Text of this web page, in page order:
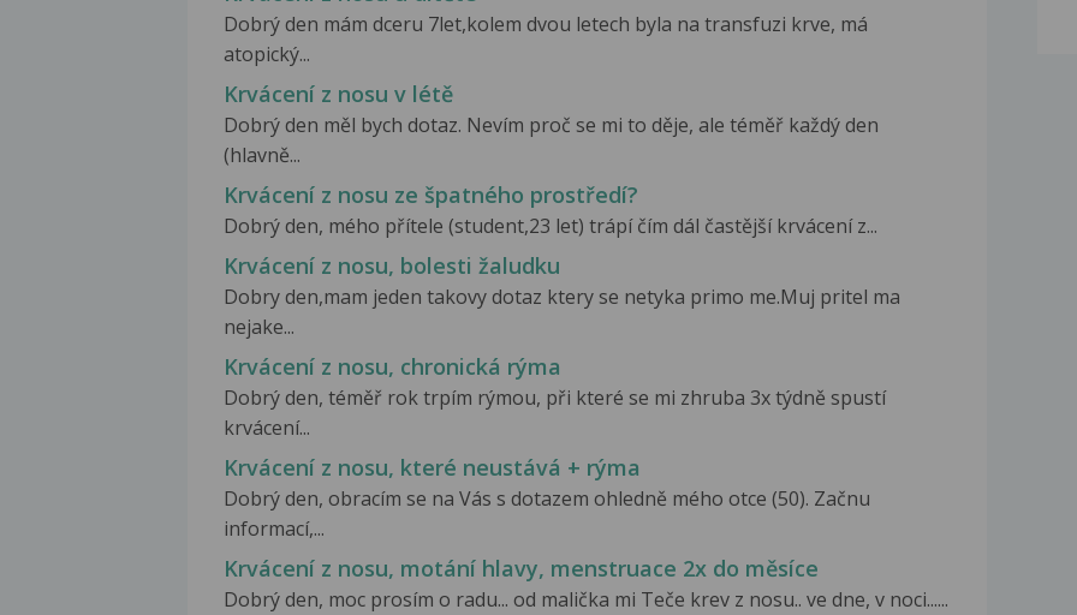
Dobrý den mám dceru 7let,kolem dvou letech byla na transfuzi krve, má
atopický...
Krvácení z nosu v létě
Dobrý den měl bych dotaz. Nevím proč se mi to děje, ale téměř každý den
(hlavně...
Krvácení z nosu ze špatného prostředí?
Dobrý den, mého přítele (student,23 let) trápí čím dál častější krvácení z...
Krvácení z nosu, bolesti žaludku
Dobry den,mam jeden takovy dotaz ktery se netyka primo me.Muj pritel ma
nejake...
Krvácení z nosu, chronická rýma
Dobrý den, téměř rok trpím rýmou, při které se mi zhruba 3x týdně spustí
krvácení...
Krvácení z nosu, které neustává + rýma
Dobrý den, obracím se na Vás s dotazem ohledně mého otce (50). Začnu
informací,...
Krvácení z nosu, motání hlavy, menstruace 2x do měsíce
Dobrý den, moc prosím o radu... od malička mi Teče krev z nosu.. ve dne, v noci......